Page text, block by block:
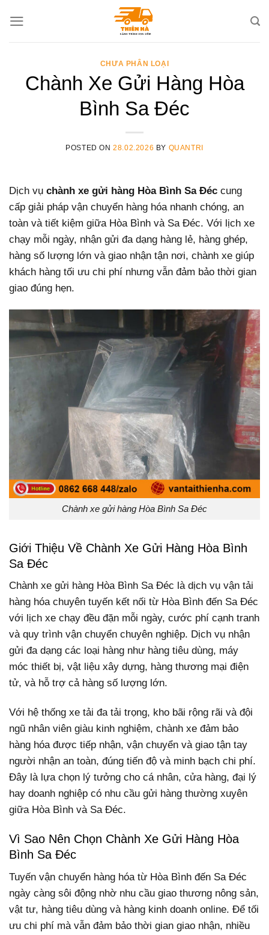
CHƯA PHÂN LOẠI
Chành Xe Gửi Hàng Hòa
Bình Sa Đéc
POSTED ON28.02.2026 BY QUANTRI
Dịch vụ chành xe gửi hàng Hòa Bình Sa Đéc cung
cấp giải pháp vận chuyển hàng hóa nhanh chóng, an
toàn và tiết kiệm giữa Hòa Bình và Sa Đéc. Với lịch xe
chạy mỗi ngày, nhận gửi đa dạng hàng lẻ, hàng ghép,
hàng số lượng lớn và giao nhận tận nơi, chành xe giúp
khách hàng tối ưu chi phí nhưng vẫn đảm bảo thời gian
giao đúng hẹn.
Chành xe gửi hàng Hòa Bình Sa Đéc
Giới Thiệu Về Chành Xe Gửi Hàng Hòa Bình
Sa Đéc
Chành xe gửi hàng Hòa Bình Sa Đéc là dịch vụ vận tải
hàng hóa chuyên tuyến kết nối từ Hòa Bình đến Sa Đéc
với lịch xe chạy đều đặn mỗi ngày, cước phí cạnh tranh
và quy trình vận chuyển chuyên nghiệp. Dịch vụ nhận
gửi đa dạng các loại hàng như hàng tiêu dùng, máy
móc thiết bị, vật liệu xây dựng, hàng thương mại điện
tử, và hỗ trợ cả hàng số lượng lớn.
Với hệ thống xe tải đa tải trọng, kho bãi rộng rãi và đội
ngũ nhân viên giàu kinh nghiệm, chành xe đảm bảo
hàng hóa được tiếp nhận, vận chuyển và giao tận tay
người nhận an toàn, đúng tiến độ và minh bạch chi phí.
Đây là lựa chọn lý tưởng cho cá nhân, cửa hàng, đại lý
hay doanh nghiệp có nhu cầu gửi hàng thường xuyên
giữa Hòa Bình và Sa Đéc.
Vì Sao Nên Chọn Chành Xe Gửi Hàng Hòa
Bình Sa Đéc
Tuyến vận chuyển hàng hóa từ Hòa Bình đến Sa Đéc
ngày càng sôi động nhờ nhu cầu giao thương nông sản,
vật tư, hàng tiêu dùng và hàng kinh doanh online. Để tối
ưu chi phí mà vẫn đảm bảo thời gian giao nhận, nhiều